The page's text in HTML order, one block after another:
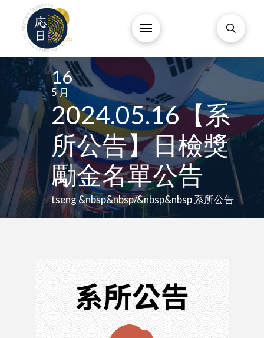
16 /
5 月 /
2024.05.16【系
所公告】日檢獎
勵金名單公告
tseng &nbsp&nbsp/&nbsp&nbsp 系所公告